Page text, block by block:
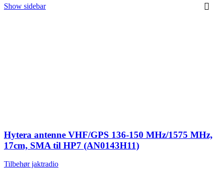
Show sidebar
Hytera antenne VHF/GPS 136-150 MHz/1575 MHz,
17cm, SMA til HP7 (AN0143H11)
Tilbehør jaktradio